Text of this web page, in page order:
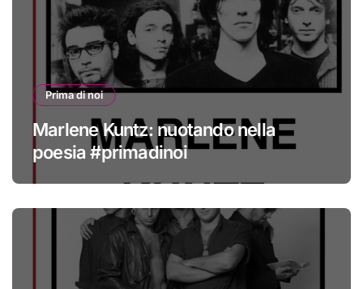
Prima di noi
Marlene Kuntz: nuotando nella
poesia #primadinoi